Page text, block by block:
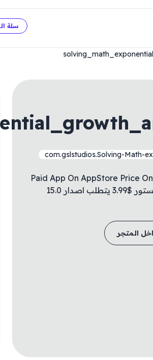
سلة
com.gslstudios.Solving-Math-
Paid App On AppStore Price
For Free ✅ تطبيق مدفوع في الابستور السعر في الابستور $3.99 يتطلب اصدار 15.0
المتجر